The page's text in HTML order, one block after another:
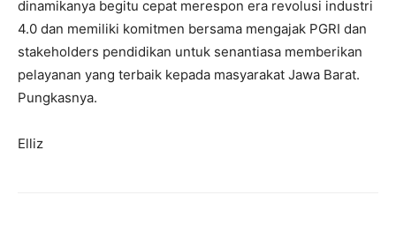
dinamikanya begitu cepat merespon era revolusi industri
4.0 dan memiliki komitmen bersama mengajak PGRI dan
stakeholders pendidikan untuk senantiasa memberikan
pelayanan yang terbaik kepada masyarakat Jawa Barat.
Pungkasnya.
Elliz